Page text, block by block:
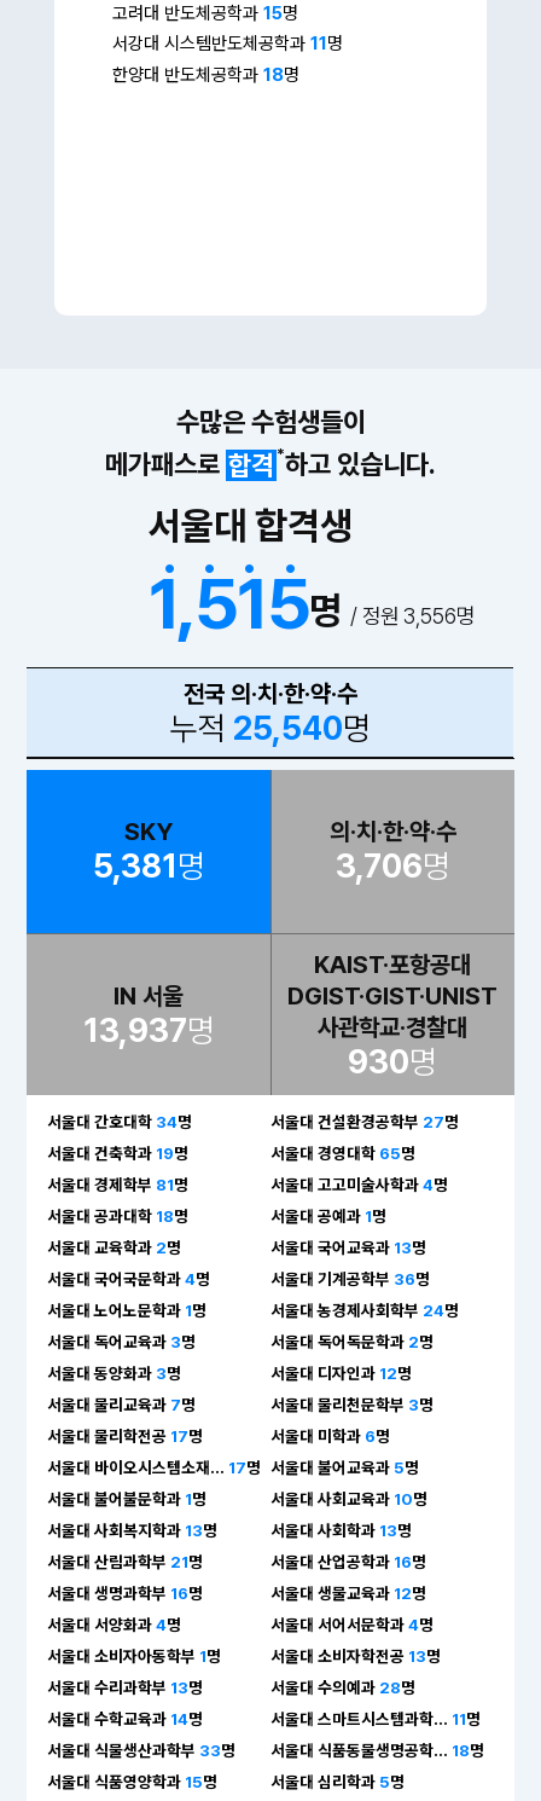
고려대 반도체공학과 15명
서강대 시스템반도체공학과 11명
한양대 반도체공학과 18명
수많은 수험생들이
메가패스로 합격 *하고 있습니다.
서울대 합격생
1,515
. . . .
명 / 정원 3,556명
전국 의·치·한·약·수
누적 25,540명
SKY
5,381명
의·치·한·약·수
3,706명
IN 서울
13,937명
KAIST·포항공대
DGIST·GIST·UNIST
사관학교·경찰대
930명
서울대 간호대학 34명 서울대 건설환경공학부 27명
서울대 건축학과 19명 서울대 경영대학 65명
서울대 경제학부 81명 서울대 고고미술사학과 4명
서울대 공과대학 18명 서울대 공예과 1명
서울대 교육학과 2명 서울대 국어교육과 13명
서울대 국어국문학과 4명 서울대 기계공학부 36명
서울대 노어노문학과 1명 서울대 농경제사회학부 24명
서울대 독어교육과 3명 서울대 독어독문학과 2명
서울대 동양화과 3명 서울대 디자인과 12명
서울대 물리교육과 7명 서울대 물리천문학부 3명
서울대 물리학전공 17명 서울대 미학과 6명
서울대 바이오시스템소재... 17명 서울대 불어교육과 5명
서울대 불어불문학과 1명 서울대 사회교육과 10명
서울대 사회복지학과 13명 서울대 사회학과 13명
서울대 산림과학부 21명 서울대 산업공학과 16명
서울대 생명과학부 16명 서울대 생물교육과 12명
서울대 서양화과 4명 서울대 서어서문학과 4명
서울대 소비자아동학부 1명 서울대 소비자학전공 13명
서울대 수리과학부 13명 서울대 수의예과 28명
서울대 수학교육과 14명 서울대 스마트시스템과학... 11명
서울대 식물생산과학부 33명 서울대 식품동물생명공학... 18명
서울대 식품영양학과 15명 서울대 심리학과 5명